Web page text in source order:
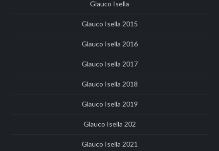
Glauco Isella
Glauco Isella 2015
Glauco Isella 2016
Glauco Isella 2017
Glauco Isella 2018
Glauco Isella 2019
Glauco Isella 202
Glauco Isella 2021